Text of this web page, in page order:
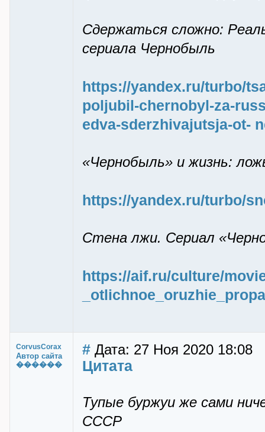
Сдержаться сложно:
сериала Чернобыль
https://yandex.ru/turbo/
poljubil-chernobyl-za-
edva-sderzhivajutsja-ot-
«Чернобыль» и жизнь:
https://yandex.ru/turbo/
Стена лжи. Сериал
https://aif.ru/culture/
CorvusCorax
Автор сайта
������
# Дата: 27 Ноя 2020 18:08
Цитата
Тупые буржуи же сами
СССР